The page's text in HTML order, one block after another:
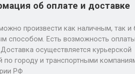
об оплате и доставке
произвести как наличным, так и
способом. Есть возможность оплаты
осуществляется курьерской
по городу и транспортными
РФ